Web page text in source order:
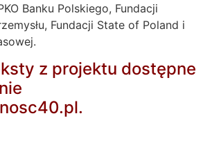
Banku Polskiego, Fundacji
Fundacji State of Poland i
z projektu dostępne
.